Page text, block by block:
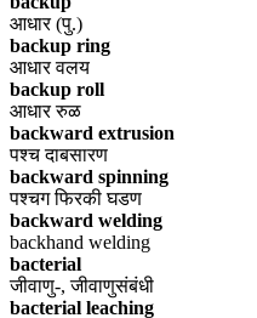
आधार (पु.)
backup ring
आधार वलय
backup roll
आधार रुळ
backward extrusion
पश्च दाबसारण
backward spinning
पश्चग फिरकी घडण
backward welding
backhand welding
bacterial
जीवाणु-, जीवाणुसंबंधी
bacterial leaching